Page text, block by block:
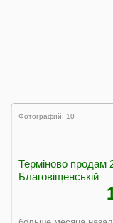
Фотографий: 10
Терміново продам
Благовіщенській